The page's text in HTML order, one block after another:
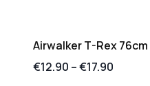
Airwalker T-Rex 76cm
€12.90 –€17.90